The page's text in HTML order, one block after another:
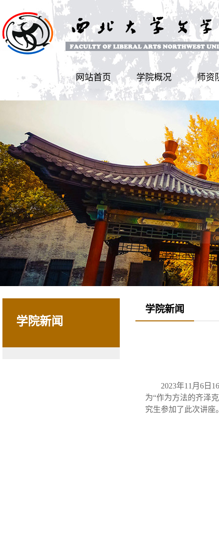
网站首页 学院概况 师资
学院新闻
学院新闻
2023年11月6日
为“作为方法的齐泽
究生参加了此次讲座